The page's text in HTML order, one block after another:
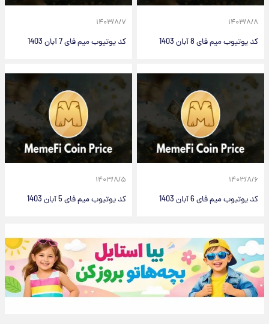
۱۴۰۳/۸/۸
کد یوتیوب میم فای 8 آبان 1403
۱۴۰۳/۸/۷
کد یوتیوب میم فای 7 آبان 1403
۱۴۰۳/۸/۶
کد یوتیوب میم فای 6 آبان 1403
۱۴۰۳/۸/۵
کد یوتیوب میم فای 5 آبان 1403